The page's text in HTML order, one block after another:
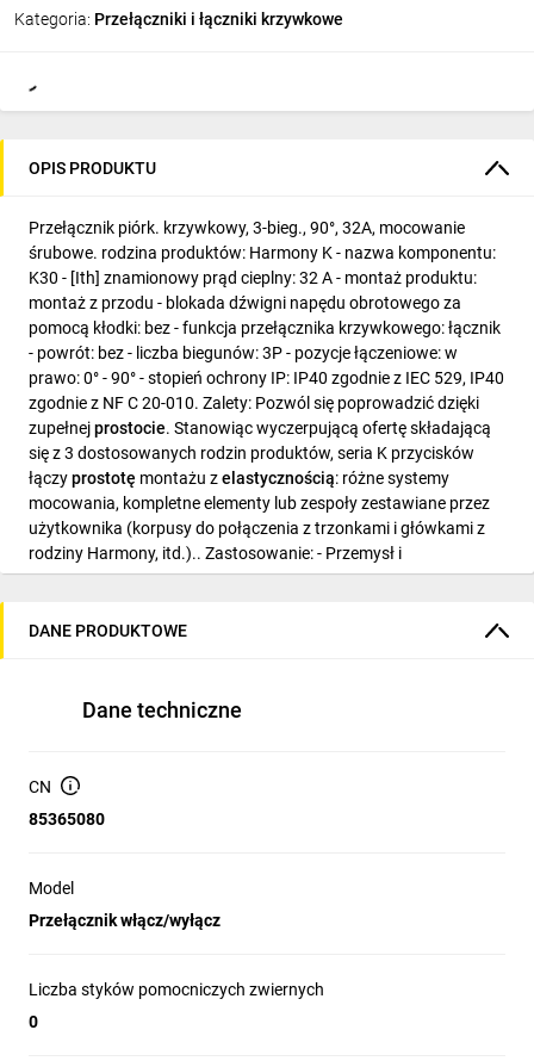
Kategoria: Przełączniki i łączniki krzywkowe
OPIS PRODUKTU
Przełącznik piórk. krzywkowy, 3-bieg., 90°, 32A, mocowanie
śrubowe. rodzina produktów: Harmony K - nazwa komponentu:
K30 - [Ith] znamionowy prąd cieplny: 32 A - montaż produktu:
montaż z przodu - blokada dźwigni napędu obrotowego za
pomocą kłodki: bez - funkcja przełącznika krzywkowego: łącznik
- powrót: bez - liczba biegunów: 3P - pozycje łączeniowe: w
prawo: 0° - 90° - stopień ochrony IP: IP40 zgodnie z IEC 529, IP40
zgodnie z NF C 20-010. Zalety: Pozwól się poprowadzić dzięki
zupełnejprostocie. Stanowiąc wyczerpującą ofertę składającą
się z 3 dostosowanych rodzin produktów, seria K przycisków
łączyprostotę montażu zelastycznością: różne systemy
mocowania, kompletne elementy lub zespoły zestawiane przez
użytkownika (korpusy do połączenia z trzonkami i główkami z
rodziny Harmony, itd.).. Zastosowanie: - Przemysł i
budownictwo: do budowy paneli operatorskich i konsol. Mogą
sterowania procesem....
DANE PRODUKTOWE
Dane techniczne
CN
85365080
Model
Przełącznik włącz/wyłącz
Liczba styków pomocniczych zwiernych
0